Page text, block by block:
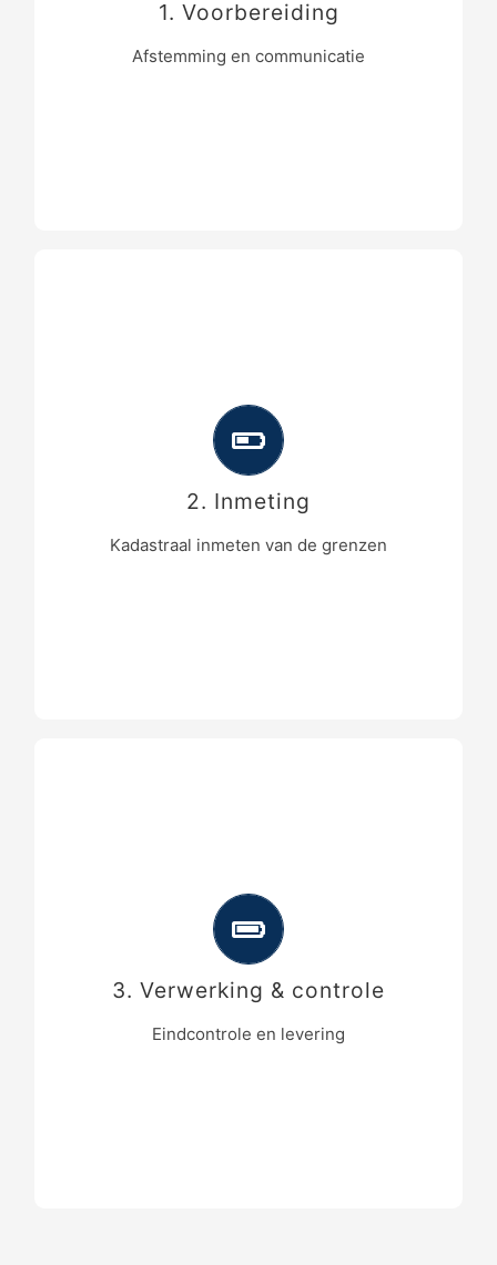
1. Voorbereiding
Afstemming en communicatie
De hoekpunten worden gemarkeerd met
2. Inmeting
Kadastraal inmeten van de grenzen
optioneel de nieuwe grenzen aanwijzen
aan u of de toekomstige eigenaren;
Het inmeten van de nieuwe grenzen en de
nabijgelegen topografie volgens de eisen
3. Verwerking & controle
Eindcontrole en levering
meetschets;
De meetgegevens worden ter controle
aangeboden aan u;
Na akkoord op de meetgegevens en de